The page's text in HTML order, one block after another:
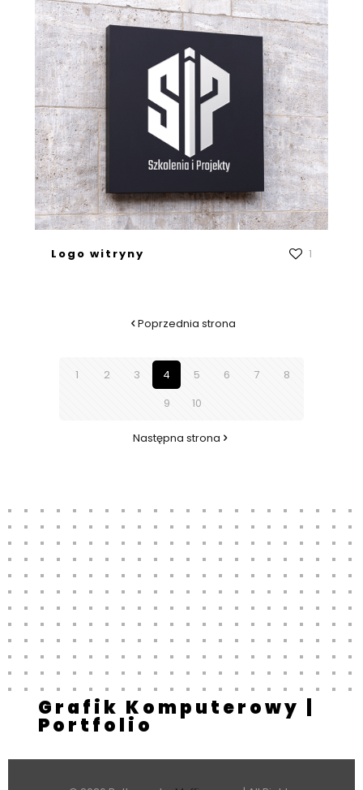
Logo witryny 1
Poprzednia strona
1 2 3 4 5 6 7
8
9
10
Następna strona
Grafik Komputerowy |
Portfolio